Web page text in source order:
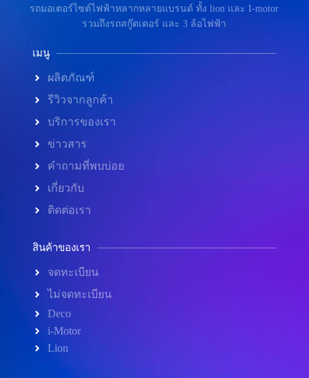
รถมอเตอร์ไซต์ไฟฟ้าหลากหลายแบรนด์ ทั้ง lion และ I-motor
รวมถึงรถสกู๊ตเตอร์ และ 3 ล้อไฟฟ้า
เมนู
ผลิตภัณฑ์
รีวิวจากลูกค้า
บริการของเรา
ข่าวสาร
คำถามที่พบบ่อย
เกี่ยวกับ
ติดต่อเรา
สินค้าของเรา
จดทะเบียน
ไม่จดทะเบียน
Deco
i-Motor
Lion